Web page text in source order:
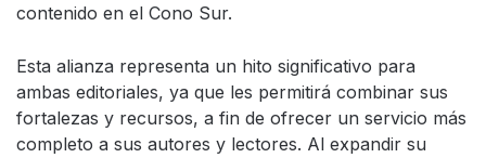
contenido en el Cono Sur.
Esta alianza representa un hito significativo para
ambas editoriales, ya que les permitirá combinar sus
fortalezas y recursos, a fin de ofrecer un servicio más
completo a sus autores y lectores. Al expandir su